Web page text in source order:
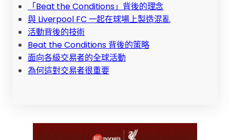
「Beat the Conditions」背後的理念
與 Liverpool FC 一起在球場上製造混亂
活動背後的技術
Beat the Conditions 背後的策略
面向各級交易者的全球活動
為何這對交易者很重要